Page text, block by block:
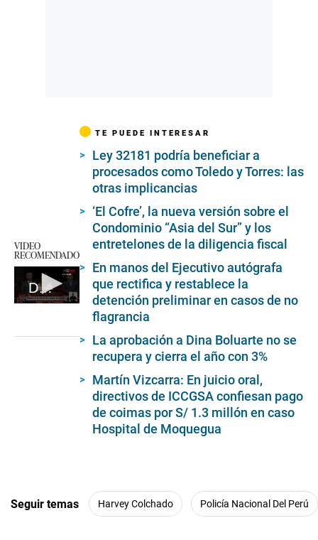
VIDEO
RECOMENDADO
Dina Boluarte en ceremonia de inauguración de la Batalla de Ayacucho
TE PUEDE INTERESAR
Ley 32181 podría beneficiar a
procesados como Toledo y Torres: las
otras implicancias
‘El Cofre’, la nueva versión sobre el
Condominio “Asia del Sur” y los
entretelones de la diligencia fiscal
En manos del Ejecutivo autógrafa
que rectifica y restablece la
detención preliminar en casos de no
flagrancia
La aprobación a Dina Boluarte no se
recupera y cierra el año con 3%
Martín Vizcarra: En juicio oral,
directivos de ICCGSA confiesan pago
de coimas por S/ 1.3 millón en caso
Hospital de Moquegua
Seguir temas Harvey Colchado Policía Nacional Del Perú